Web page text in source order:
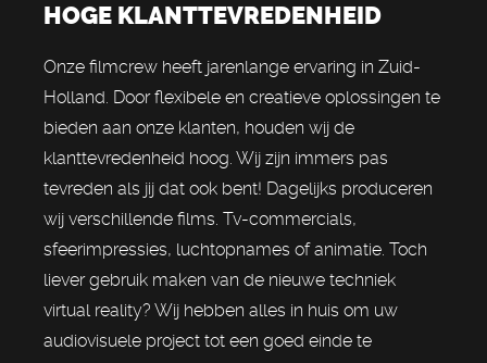
HOGE KLANTTEVREDENHEID
Onze filmcrew heeft jarenlange ervaring in Zuid-
Holland. Door flexibele en creatieve oplossingen te
bieden aan onze klanten, houden wij de
klanttevredenheid hoog. Wij zijn immers pas
tevreden als jij dat ook bent! Dagelijks produceren
wij verschillende films. Tv-commercials,
sfeerimpressies, luchtopnames of animatie. Toch
liever gebruik maken van de nieuwe techniek
virtual reality? Wij hebben alles in huis om uw
audiovisuele project tot een goed einde te